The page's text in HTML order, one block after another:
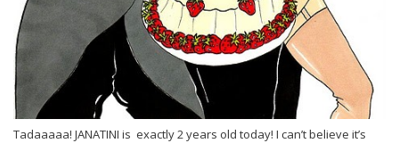
Tadaaaaa! JANATINI is exactly 2 years old today! I can’t believe it’s